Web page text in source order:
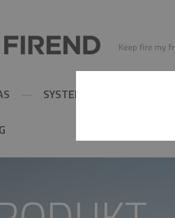
SYSTEMY KOMINOWE